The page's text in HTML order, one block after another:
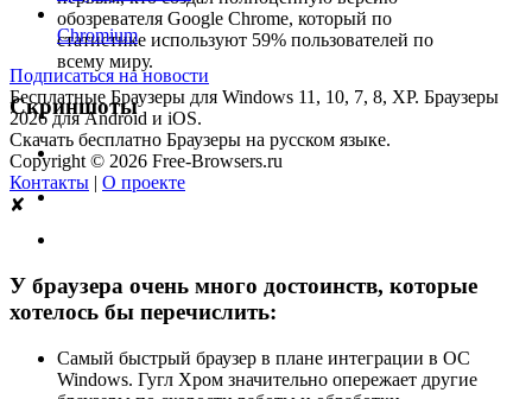
обозревателя Google Chrome, который по
статистике используют 59% пользователей по
всему миру.
Скриншоты
У браузера очень много достоинств, которые
хотелось бы перечислить:
Самый быстрый браузер в плане интеграции в ОС
Windows. Гугл Хром значительно опережает другие
Chromium
Подписаться на новости
Бесплатные Браузеры для Windows 11, 10, 7, 8, XP. Браузеры
2026 для Android и iOS.
Скачать бесплатно Браузеры на русском языке.
Copyright © 2026 Free-Browsers.ru
Контакты | О проекте
✘